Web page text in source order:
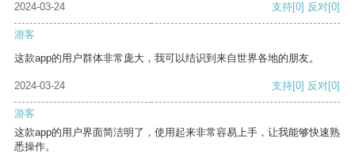
2024-03-24 支持[0] 反对[0]
游客
这款app的用户群体非常庞大，我可以结识到来自世界各地的朋友。
2024-03-24 支持[0] 反对[0]
游客
这款app的用户界面简洁明了，使用起来非常容易上手，让我能够快速熟
悉操作。